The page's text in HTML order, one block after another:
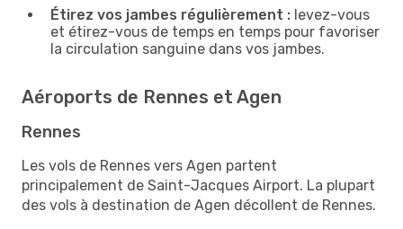
Étirez vos jambes régulièrement : levez-vous
et étirez-vous de temps en temps pour favoriser
la circulation sanguine dans vos jambes.
Aéroports de Rennes et Agen
Rennes
Les vols de Rennes vers Agen partent
principalement de Saint-Jacques Airport. La plupart
des vols à destination de Agen décollent de Rennes.